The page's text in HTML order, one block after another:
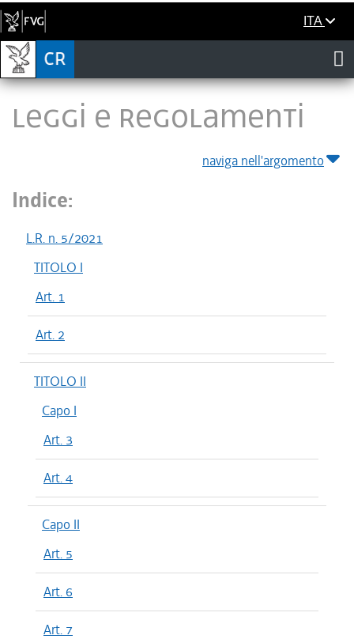
ITA
LEGGI E REGOLAMENTI
naviga nell'argomento
Indice:
L.R. n. 5/2021
TITOLO I
Art. 1
Art. 2
TITOLO II
Capo I
Art. 3
Art. 4
Capo II
Art. 5
Art. 6
Art. 7